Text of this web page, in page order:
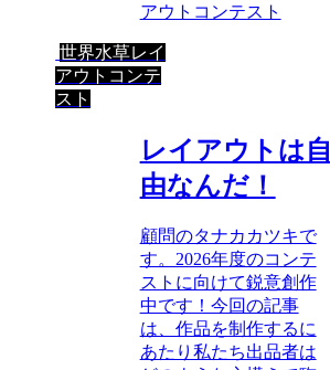
アウトコンテスト
世界水草レイ
アウトコンテ
スト
レイアウトは自
由なんだ！
顧問のタナカカツキで
す。2026年度のコンテ
ストに向けて鋭意創作
中です！今回の記事
は、作品を制作するに
あたり私たち出品者は